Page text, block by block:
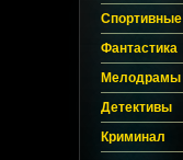
Спортивные
Фантастика
Мелодрамы
Детективы
Криминал